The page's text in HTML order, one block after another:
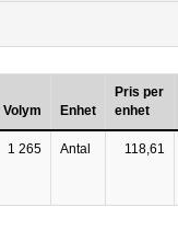
Volym Enhet
Pris per
enhet
1 265 Antal 118,61